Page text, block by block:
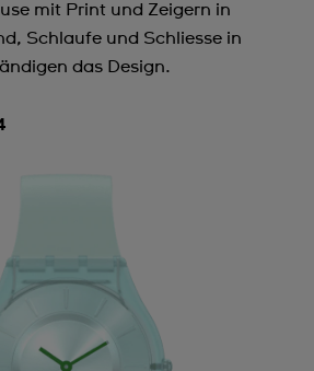
mit Print und Zeigern in
Schlaufe und Schliesse in
das Design.